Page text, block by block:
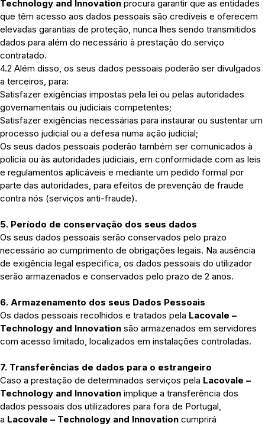
Technology and Innovation procura garantir que as entidades
que têm acesso aos dados pessoais são credíveis e oferecem
elevadas garantias de proteção, nunca lhes sendo transmitidos
dados para além do necessário à prestação do serviço
contratado.
4.2 Além disso, os seus dados pessoais poderão ser divulgados
a terceiros, para:
Satisfazer exigências impostas pela lei ou pelas autoridades
governamentais ou judiciais competentes;
Satisfazer exigências necessárias para instaurar ou sustentar um
processo judicial ou a defesa numa ação judicial;
Os seus dados pessoais poderão também ser comunicados à
polícia ou às autoridades judiciais, em conformidade com as leis
e regulamentos aplicáveis e mediante um pedido formal por
parte das autoridades, para efeitos de prevenção de fraude
contra nós (serviços anti-fraude).
5. Período de conservação dos seus dados
Os seus dados pessoais serão conservados pelo prazo
necessário ao cumprimento de obrigações legais. Na ausência
de exigência legal especifica, os dados pessoais do utilizador
serão armazenados e conservados pelo prazo de 2 anos.
6. Armazenamento dos seus Dados Pessoais
Os dados pessoais recolhidos e tratados pela Lacovale –
Technology and Innovation são armazenados em servidores
com acesso limitado, localizados em instalações controladas.
7. Transferências de dados para o estrangeiro
Caso a prestação de determinados serviços pela Lacovale –
Technology and Innovation implique a transferência dos
dados pessoais dos utilizadores para fora de Portugal,
a Lacovale – Technology and Innovation cumprirá